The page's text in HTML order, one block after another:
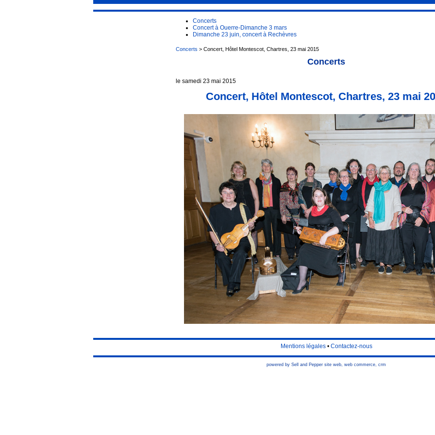
Concerts
Concert à Ouerre-Dimanche 3 mars
Dimanche 23 juin, concert à Rechèvres
Concerts > Concert, Hôtel Montescot, Chartres, 23 mai 2015
Concerts
le samedi 23 mai 2015
Concert, Hôtel Montescot, Chartres, 23 mai
Mentions légales• Contactez-nous
powered by Sell and Pepper site web, web commerce, crm